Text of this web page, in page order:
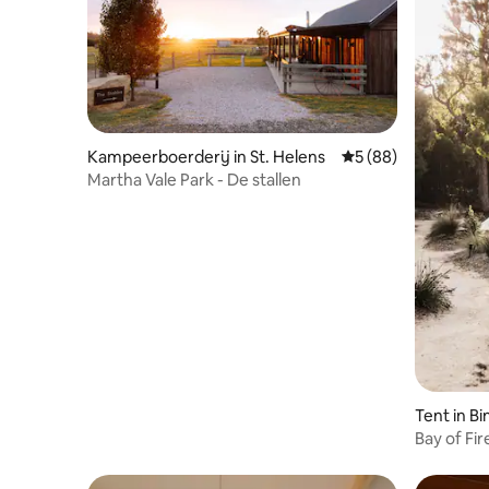
Kampeerboerderij in St. Helens Gemiddelde
5 (88)
Martha Vale Park - De stallen
Tent in
Bay of